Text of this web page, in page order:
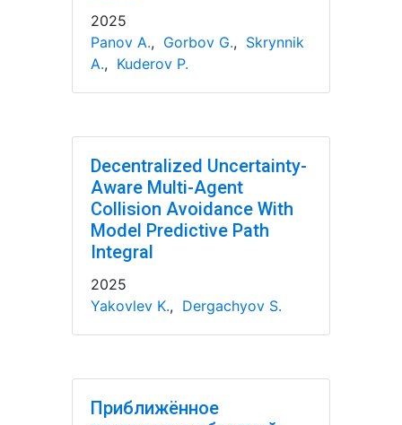
2025
Panov A., Gorbov G., Skrynnik
A., Kuderov P.
Decentralized Uncertainty-
Aware Multi-Agent
Collision Avoidance With
Model Predictive Path
Integral
2025
Yakovlev K., Dergachyov S.
Приближённое